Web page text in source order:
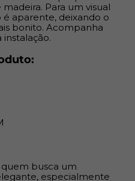
necessitam de mais de
Seu modelo
ideais para ambientes
poeira, mantendo os
Seu sistema modular
perfeito entre a placa
um
Para um visual
é aparente, deixando o
bonito. Acompanha
quem busca um
especialmente